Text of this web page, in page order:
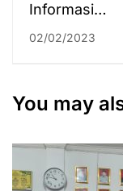
Informasi
Mengenai
Fakultas
02/02/2023
You may